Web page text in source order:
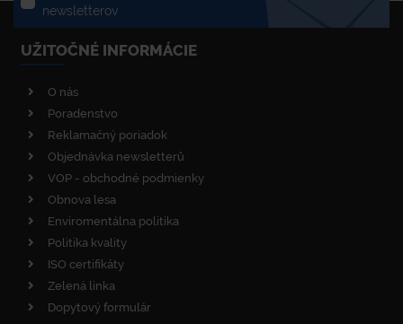
newsletterov
UŽITOČNÉ INFORMÁCIE
O nás
Poradenstvo
Reklamačný poriadok
Objednávka newsletterů
VOP - obchodné podmienky
Obnova lesa
Enviromentálna politika
Politika kvality
ISO certifikáty
Zelená linka
Dopytový formulár